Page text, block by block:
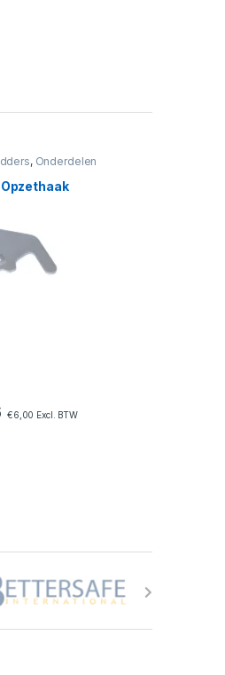
, Onderdelen
€6,00 Excl. BTW